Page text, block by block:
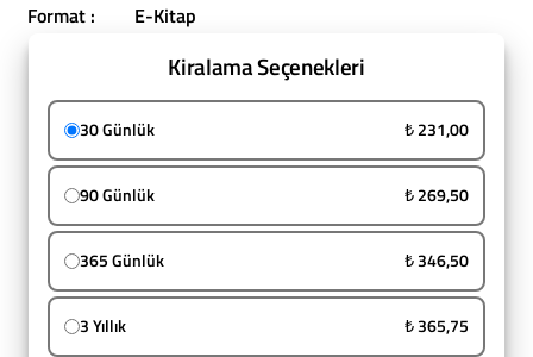
Format :
E-Kitap
Kiralama Seçenekleri
30 Günlük ₺ 231,00
90 Günlük ₺ 269,50
365 Günlük ₺ 346,50
3 Yıllık ₺ 365,75